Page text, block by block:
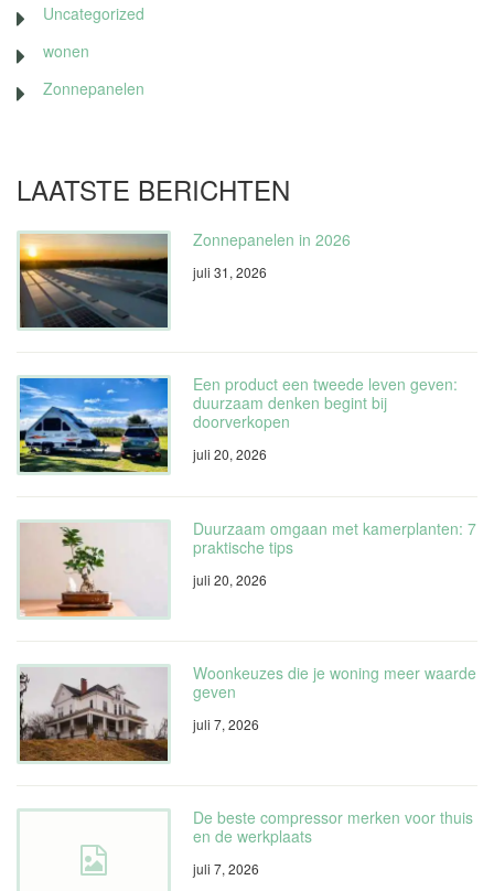
Uncategorized
wonen
Zonnepanelen
LAATSTE BERICHTEN
Zonnepanelen in 2026
juli 31, 2026
Een product een tweede leven geven:
duurzaam denken begint bij
doorverkopen
juli 20, 2026
Duurzaam omgaan met kamerplanten: 7
praktische tips
juli 20, 2026
Woonkeuzes die je woning meer waarde
geven
juli 7, 2026
De beste compressor merken voor thuis
en de werkplaats
juli 7, 2026